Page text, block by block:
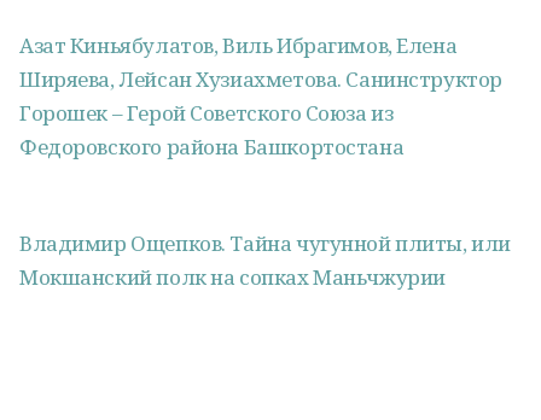
Азат Киньябулатов, Виль Ибрагимов, Елена
Ширяева, Лейсан Хузиахметова. Санинструктор
Горошек – Герой Советского Союза из
Федоровского района Башкортостана
Владимир Ощепков. Тайна чугунной плиты, или
Мокшанский полк на сопках Маньчжурии